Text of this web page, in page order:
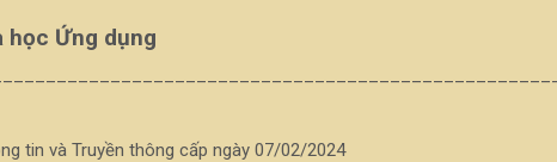
học Ứng dụng
tin và Truyền thông cấp ngày 07/02/2024